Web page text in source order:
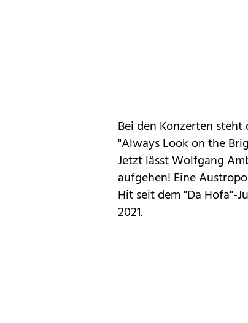
Bei den Konzerten
"Always Look on the
Jetzt lässt Wolfgang
aufgehen! Eine
Hit seit dem "Da Hofa"-
2021.